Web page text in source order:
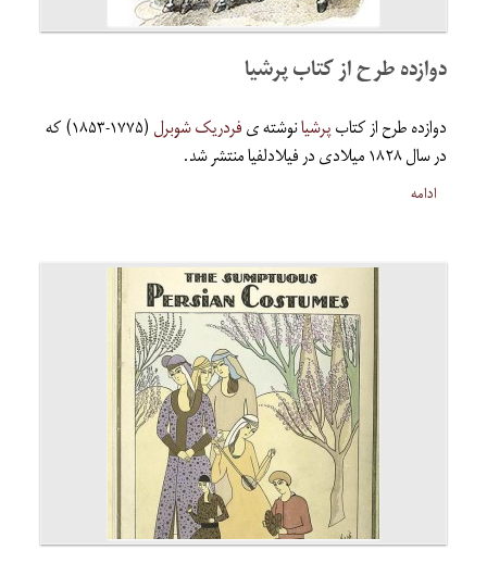
دوازده طرح از کتاب پرشیا
دوازده طرح از کتابپرشیانوشته یفردریک شوبرل (۱۷۷۵-۱۸۵۳) که
در سال ۱۸۲۸ میلادی در فیلادلفیا منتشر شد.
ادامه